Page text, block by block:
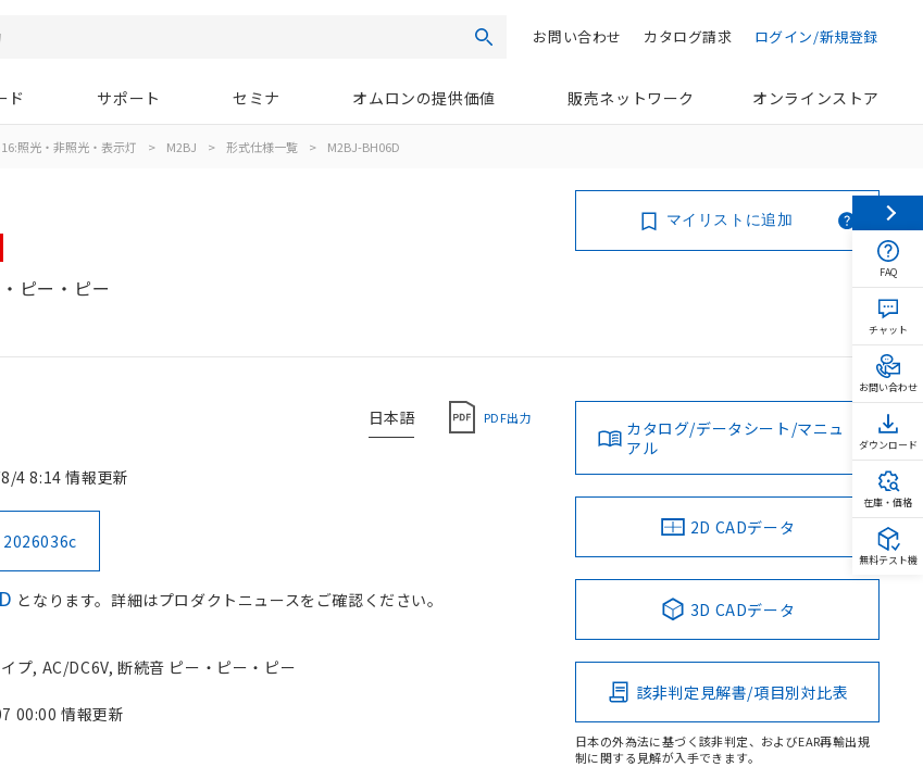
検索 ログイン/新規登録
カタログ請求
お問い合わせ
ド サポート セミナ オムロンの提供価値 販売ネットワーク オンラインストア
照光・非照光・表示灯 > M2BJ > 形式仕様一覧 > M2BJ-BH06D
ピー・ピー
マイリストに追加
日本語 PDF出力
4 8:14 情報更新
2026036c
となります。詳細はプロダクトニュースをご確認ください。
プ, AC/DC6V, 断続音 ピー・ピー・ピー
00:00 情報更新
カタログ/データシート/マニュ
アル
2D CADデータ
3D CADデータ
該非判定見解書/項目別対比表
日本の外為法に基づく該非判定、およびEAR再輸出規
制に関する見解が入手できます。
FAQ
チャット
お問い合わせ
ダウンロード
在庫・価格
無料テスト機